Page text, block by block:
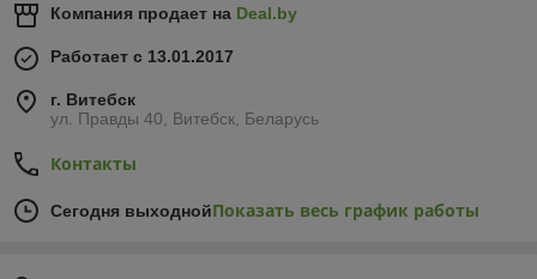
Компания продает на Deal.by
Работает с 13.01.2017
г. Витебск
ул. Правды 40, Витебск, Беларусь
Контакты
Сегодня выходнойПоказать весь график работы